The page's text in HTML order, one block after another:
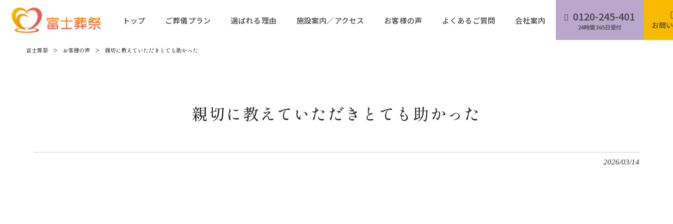
トップ ご葬儀プラン 選ばれる理由 施設案内／アクセス お客様の声 よくあるご質問 会社案内 0120-245-401
24時間 365日受付 お問
富士葬祭 > お客様の声 > 親切に教えていただきとても助かった
親切に教えていただきとても助かった
2026/03/14